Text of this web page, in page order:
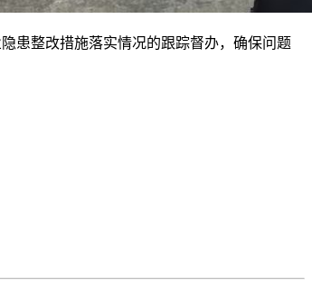
患整改措施落实情况的跟踪督办，确保问题